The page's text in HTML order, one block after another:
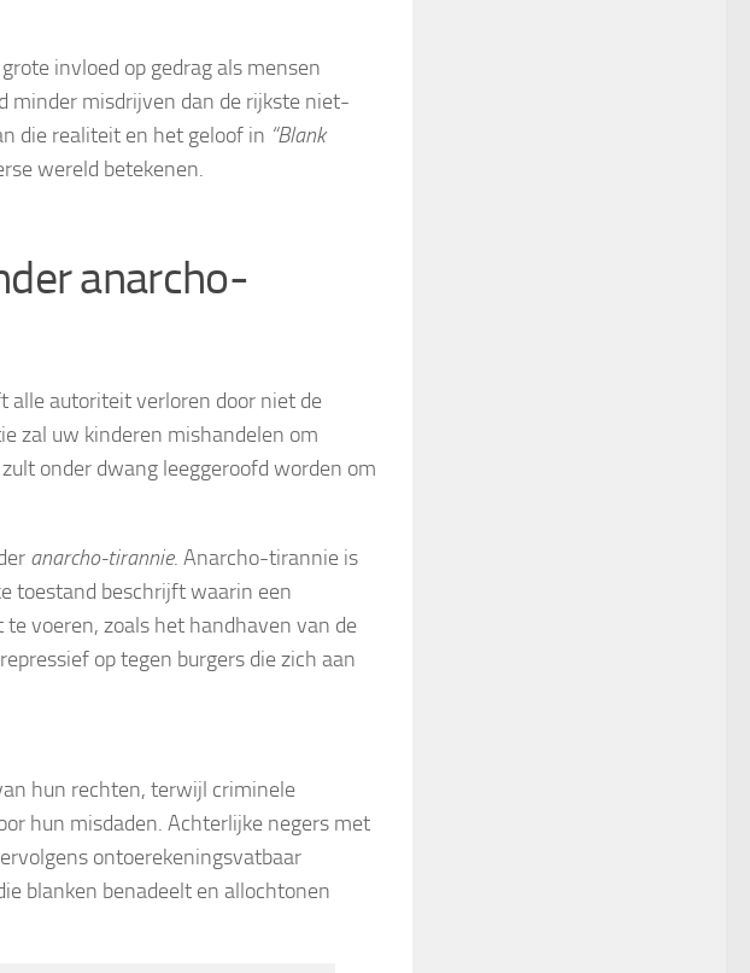
invloed op gedrag als mensen
minder misdrijven dan de rijkste niet-
die realiteit en het geloof in “Blank
wereld betekenen.
anarcho-
alle autoriteit verloren door niet de
zal uw kinderen mishandelen om
onder dwang leeggeroofd worden om
anarcho-tirannie. Anarcho-tirannie is
toestand beschrijft waarin een
voeren, zoals het handhaven van de
op tegen burgers die zich aan
hun rechten, terwijl criminele
hun misdaden. Achterlijke negers met
ontoerekeningsvatbaar
blanken benadeelt en allochtonen